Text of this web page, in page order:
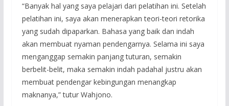
“Banyak hal yang saya pelajari dari pelatihan ini. Setelah
pelatihan ini, saya akan menerapkan teori-teori retorika
yang sudah dipaparkan. Bahasa yang baik dan indah
akan membuat nyaman pendengarnya. Selama ini saya
menganggap semakin panjang tuturan, semakin
berbelit-belit, maka semakin indah padahal justru akan
membuat pendengar kebingungan menangkap
maknanya,” tutur Wahjono.